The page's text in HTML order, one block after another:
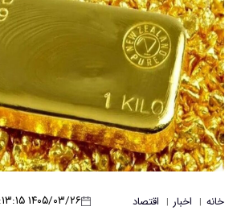
خانه | اخبار | اقتصاد ۱۴۰۵/۰۳/۲۶ ۱۵:۱۳:۱۵